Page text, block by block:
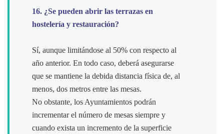
16. ¿Se pueden abrir las terrazas en
hostelería y restauración?
Sí, aunque limitándose al 50% con respecto al
año anterior. En todo caso, deberá asegurarse
que se mantiene la debida distancia física de, al
menos, dos metros entre las mesas.
No obstante, los Ayuntamientos podrán
incrementar el número de mesas siempre y
cuando exista un incremento de la superficie